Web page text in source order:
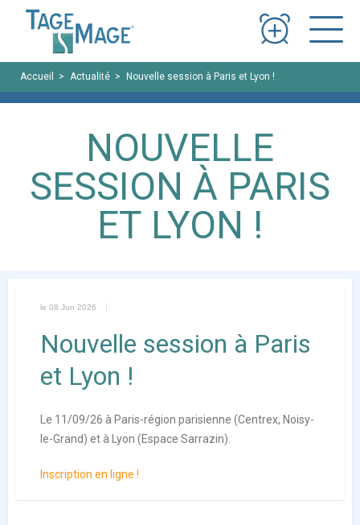
Accueil Actualité Nouvelle session à Paris et Lyon !
NOUVELLE
SESSION À PARIS
ET LYON !
le 08 Jun 2026
Nouvelle session à Paris
et Lyon !
Le 11/09/26 à Paris-région parisienne (Centrex, Noisy-
le-Grand) et à Lyon (Espace Sarrazin).
Inscription en ligne !
Panneau de gestion des cookies